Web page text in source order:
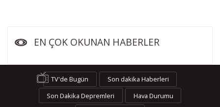
EN ÇOK OKUNAN HABERLER
TV'de Bugün
Son dakika Haberleri
Son Dakika Depremleri
Hava Durumu